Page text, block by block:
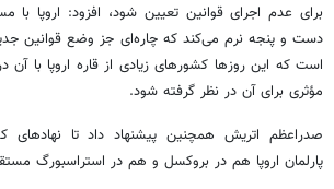
برای عدم اجرای قوانین تعیین شود، افزود: اروپا
دست و پنجه نرم می‌کند که چاره‌ای جز وضع قوانین
است که این روزها کشورهای زیادی از قاره اروپا با آن
مؤثری برای آن در نظر گرفته شود.
صدراعظم اتریش همچنین پیشنهاد داد تا
پارلمان اروپا هم در بروکسل و هم در استراسبورگ